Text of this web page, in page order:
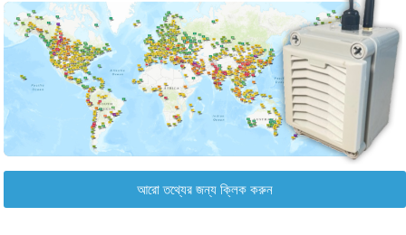
আরো তথ্যের জন্য ক্লিক করুন